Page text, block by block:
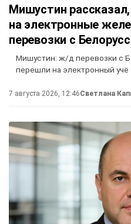
Мишустин
на электронные
перевозки с
Мишустин: ж/д перевозки с
перешли на электронный учё
7 августа 2026, 12:46Светлана